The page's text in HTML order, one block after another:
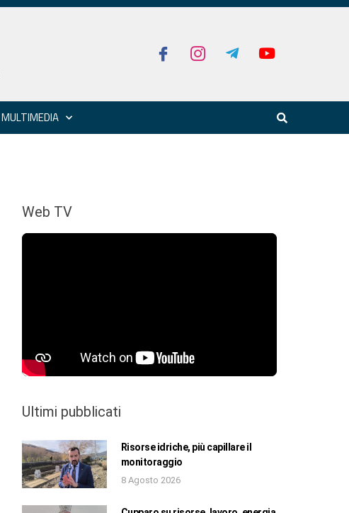
MULTIMEDIA
Web TV
Ultimi pubblicati
Risorse idriche, più capillare il
monitoraggio
8 Agosto 2026